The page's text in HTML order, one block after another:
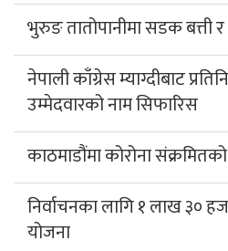
भुरुङ तातोपानीमा सडक बत्ती
नेपाली काँग्रेस म्याग्दीबाट
उम्मेदवारको नाम सिफारिस
काठमाडौंमा कोरोना
निर्वाचनका लागि १ लाख ३०
योजना